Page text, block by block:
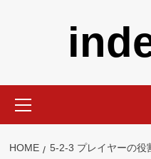
Menu
HOME 5-2-3 プレイヤーの役